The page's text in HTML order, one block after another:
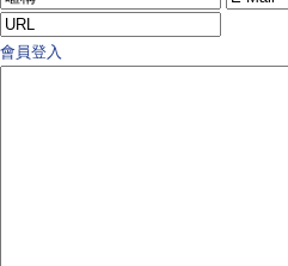
會員登入